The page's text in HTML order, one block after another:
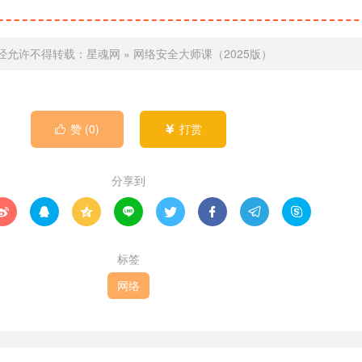
允许不得转载： 星魂网 » 网络安全大师课（2025版）
 赞 (0)  打赏
分享到
      
标签
网络